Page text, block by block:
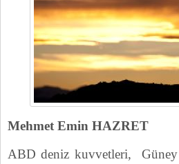
Mehmet Emin HAZRET
ABD deniz kuvvetleri, Güney